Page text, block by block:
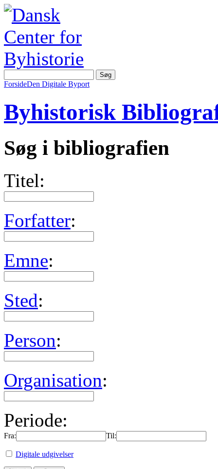
ForsideDen Digitale Byport
Byhistorisk
Søg i bibliografien
Titel:
Forfatter:
Emne:
Sted:
Person:
Organisation:
Periode:
Fra: Til:
Digitale udgivelser